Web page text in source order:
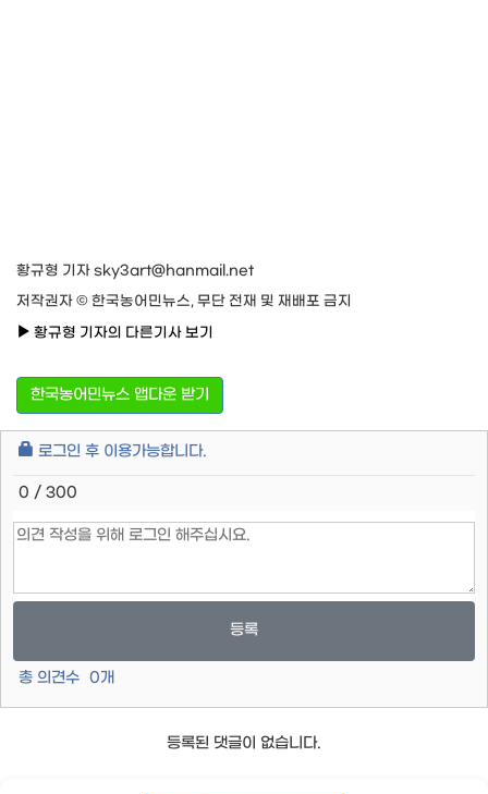
황규형 기자 sky3art@hanmail.net
저작권자 © 한국농어민뉴스, 무단 전재 및 재배포 금지
황규형 기자의 다른기사 보기
한국농어민뉴스 앱다운 받기
로그인 후 이용가능합니다.
0 / 300
등록
총 의견수 0개
등록된 댓글이 없습니다.